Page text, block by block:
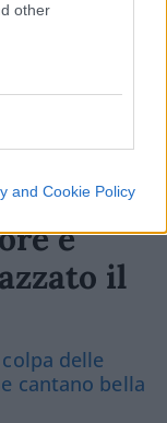
other
and Cookie Policy
tesa sul
è
il
delle
cantano bella